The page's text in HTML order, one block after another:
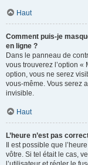
Haut
Comment puis-je
en ligne ?
Dans le panneau de
vous trouverez l’option «
option, vous ne serez
vous-même. Vous serez
invisible.
Haut
L’heure n’est pas
Il est possible que
vôtre. Si tel était le cas,